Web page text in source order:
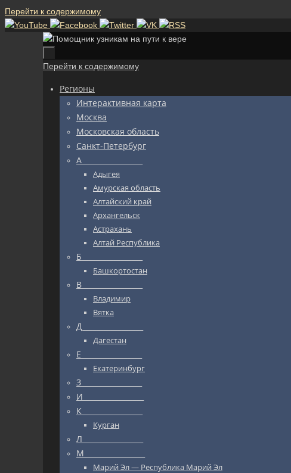
Перейти к содержимому
Перейти к содержимому
Регионы
Интерактивная карта
Москва
Московская область
Санкт-Петербург
А_________________
Адыгея
Амурская область
Алтайский край
Архангельск
Астрахань
Алтай Республика
Б_________________
Башкортостан
В_________________
Владимир
Вятка
Д_________________
Дагестан
Е_________________
Екатеринбург
З_________________
И_________________
К_________________
Курган
Л_________________
М_________________
Марий Эл — Республика Марий Эл